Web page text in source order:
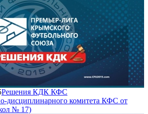
Решения КДК КФС
дисциплинарного комитета КФС от
№ 17)